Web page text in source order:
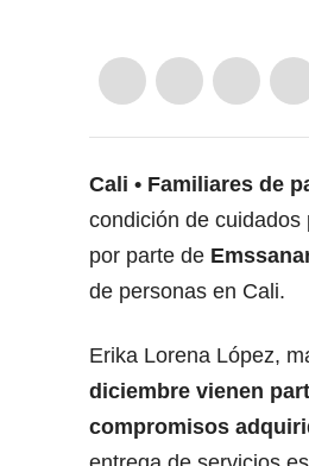
Cali Familiares de
condición de
por parte de
de personas en Cali.
Erika Lorena López,
diciembre vienen
compromisos